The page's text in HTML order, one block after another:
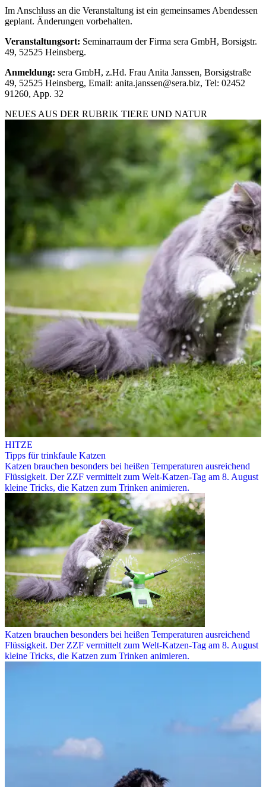
Im Anschluss an die Veranstaltung ist ein gemeinsames Abendessen
geplant. Änderungen vorbehalten.
Veranstaltungsort: Seminarraum der Firma sera GmbH, Borsigstr.
49, 52525 Heinsberg.
Anmeldung: sera GmbH, z.Hd. Frau Anita Janssen, Borsigstraße
49, 52525 Heinsberg, Email: anita.janssen@sera.biz, Tel: 02452
91260, App. 32
NEUES AUS DER RUBRIK TIERE UND NATUR
HITZE
Tipps für trinkfaule Katzen
Katzen brauchen besonders bei heißen Temperaturen ausreichend
Flüssigkeit. Der ZZF vermittelt zum Welt-Katzen-Tag am 8. August
kleine Tricks, die Katzen zum Trinken animieren.
Katzen brauchen besonders bei heißen Temperaturen ausreichend
Flüssigkeit. Der ZZF vermittelt zum Welt-Katzen-Tag am 8. August
kleine Tricks, die Katzen zum Trinken animieren.